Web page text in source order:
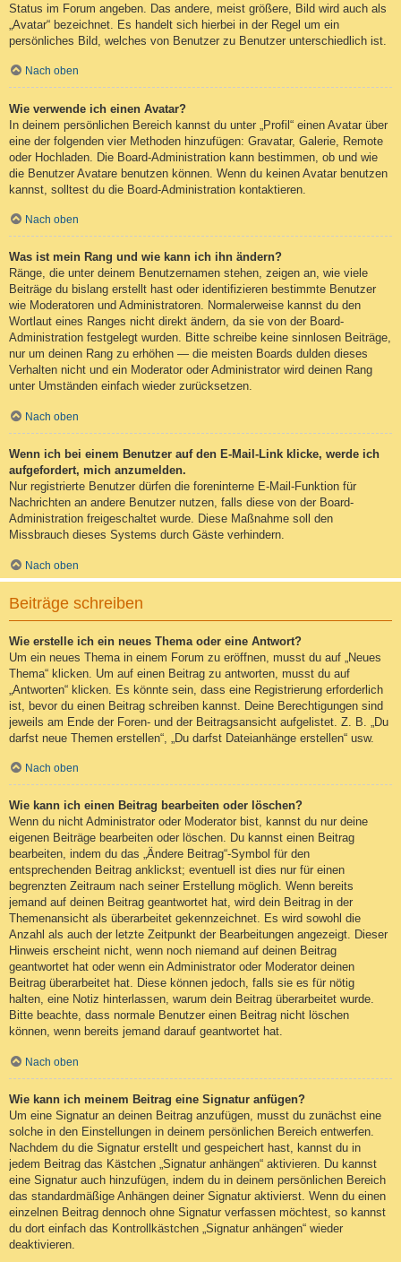
Status im Forum angeben. Das andere, meist größere, Bild wird auch als
„Avatar“ bezeichnet. Es handelt sich hierbei in der Regel um ein
persönliches Bild, welches von Benutzer zu Benutzer unterschiedlich ist.
Nach oben
Wie verwende ich einen Avatar?
In deinem persönlichen Bereich kannst du unter „Profil“ einen Avatar über
eine der folgenden vier Methoden hinzufügen: Gravatar, Galerie, Remote
oder Hochladen. Die Board-Administration kann bestimmen, ob und wie
die Benutzer Avatare benutzen können. Wenn du keinen Avatar benutzen
kannst, solltest du die Board-Administration kontaktieren.
Nach oben
Was ist mein Rang und wie kann ich ihn ändern?
Ränge, die unter deinem Benutzernamen stehen, zeigen an, wie viele
Beiträge du bislang erstellt hast oder identifizieren bestimmte Benutzer
wie Moderatoren und Administratoren. Normalerweise kannst du den
Wortlaut eines Ranges nicht direkt ändern, da sie von der Board-
Administration festgelegt wurden. Bitte schreibe keine sinnlosen Beiträge,
nur um deinen Rang zu erhöhen — die meisten Boards dulden dieses
Verhalten nicht und ein Moderator oder Administrator wird deinen Rang
unter Umständen einfach wieder zurücksetzen.
Nach oben
Wenn ich bei einem Benutzer auf den E-Mail-Link klicke, werde ich
aufgefordert, mich anzumelden.
Nur registrierte Benutzer dürfen die foreninterne E-Mail-Funktion für
Nachrichten an andere Benutzer nutzen, falls diese von der Board-
Administration freigeschaltet wurde. Diese Maßnahme soll den
Missbrauch dieses Systems durch Gäste verhindern.
Nach oben
Beiträge schreiben
Wie erstelle ich ein neues Thema oder eine Antwort?
Um ein neues Thema in einem Forum zu eröffnen, musst du auf „Neues
Thema“ klicken. Um auf einen Beitrag zu antworten, musst du auf
„Antworten“ klicken. Es könnte sein, dass eine Registrierung erforderlich
ist, bevor du einen Beitrag schreiben kannst. Deine Berechtigungen sind
jeweils am Ende der Foren- und der Beitragsansicht aufgelistet. Z. B. „Du
darfst neue Themen erstellen“, „Du darfst Dateianhänge erstellen“ usw.
Nach oben
Wie kann ich einen Beitrag bearbeiten oder löschen?
Wenn du nicht Administrator oder Moderator bist, kannst du nur deine
eigenen Beiträge bearbeiten oder löschen. Du kannst einen Beitrag
bearbeiten, indem du das „Ändere Beitrag“-Symbol für den
entsprechenden Beitrag anklickst; eventuell ist dies nur für einen
begrenzten Zeitraum nach seiner Erstellung möglich. Wenn bereits
jemand auf deinen Beitrag geantwortet hat, wird dein Beitrag in der
Themenansicht als überarbeitet gekennzeichnet. Es wird sowohl die
Anzahl als auch der letzte Zeitpunkt der Bearbeitungen angezeigt. Dieser
Hinweis erscheint nicht, wenn noch niemand auf deinen Beitrag
geantwortet hat oder wenn ein Administrator oder Moderator deinen
Beitrag überarbeitet hat. Diese können jedoch, falls sie es für nötig
halten, eine Notiz hinterlassen, warum dein Beitrag überarbeitet wurde.
Bitte beachte, dass normale Benutzer einen Beitrag nicht löschen
können, wenn bereits jemand darauf geantwortet hat.
Nach oben
Wie kann ich meinem Beitrag eine Signatur anfügen?
Um eine Signatur an deinen Beitrag anzufügen, musst du zunächst eine
solche in den Einstellungen in deinem persönlichen Bereich entwerfen.
Nachdem du die Signatur erstellt und gespeichert hast, kannst du in
jedem Beitrag das Kästchen „Signatur anhängen“ aktivieren. Du kannst
eine Signatur auch hinzufügen, indem du in deinem persönlichen Bereich
das standardmäßige Anhängen deiner Signatur aktivierst. Wenn du einen
einzelnen Beitrag dennoch ohne Signatur verfassen möchtest, so kannst
du dort einfach das Kontrollkästchen „Signatur anhängen“ wieder
deaktivieren.